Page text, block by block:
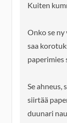
Kuiten
Onko se ny
saa
paperimies
Se ahneus,
siirtää
duunari